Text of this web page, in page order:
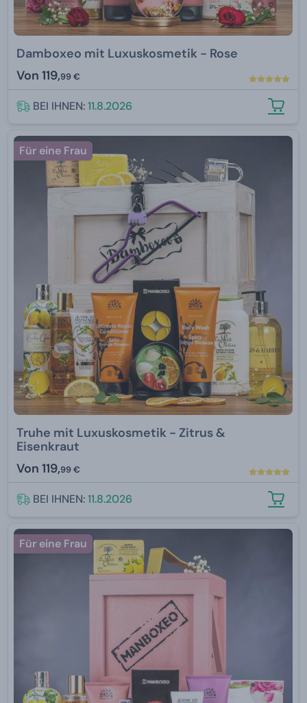
Damboxeo mit Luxuskosmetik - Rose
Von 119,99 €
BEI IHNEN:11.8.2026
Für eine Frau
Truhe mit Luxuskosmetik - Zitrus &
Eisenkraut
Von 119,99 €
BEI IHNEN:11.8.2026
Für eine Frau